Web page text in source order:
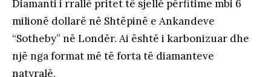
Diamanti i rrallë pritet të sjellë përfitime mbi 6
milionë dollarë në Shtëpinë e Ankandeve
“Sotheby” në Londër. Ai është i karbonizuar dhe
një nga format më të forta të diamanteve
natyralë.